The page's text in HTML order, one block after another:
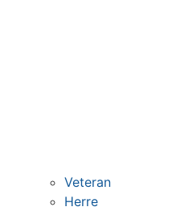
Veteran
Herre